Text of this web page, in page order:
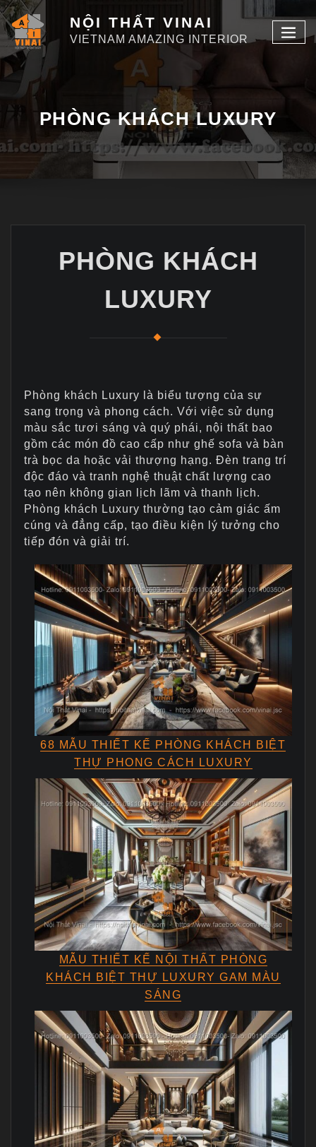
NỘI THẤT VINAI
VIETNAM AMAZING INTERIOR
PHÒNG KHÁCH LUXURY
PHÒNG KHÁCH
LUXURY
Phòng khách Luxury là biểu tượng của sự
sang trọng và phong cách. Với việc sử dụng
màu sắc tươi sáng và quý phái, nội thất bao
gồm các món đồ cao cấp như ghế sofa và bàn
trà bọc da hoặc vải thượng hạng. Đèn trang trí
độc đáo và tranh nghệ thuật chất lượng cao
tạo nên không gian lịch lãm và thanh lịch.
Phòng khách Luxury thường tạo cảm giác ấm
cúng và đẳng cấp, tạo điều kiện lý tưởng cho
tiếp đón và giải trí.
68 MẪU THIẾT KẾ PHÒNG KHÁCH BIỆT
THỰ PHONG CÁCH LUXURY
MẪU THIẾT KẾ NỘI THẤT PHÒNG
KHÁCH BIỆT THỰ LUXURY GAM MÀU
SÁNG